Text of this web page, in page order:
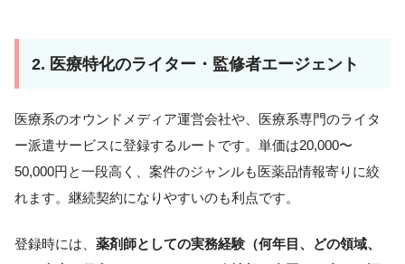
2. 医療特化のライター・監修者エージェント
医療系のオウンドメディア運営会社や、医療系専門のライタ
ー派遣サービスに登録するルートです。単価は20,000〜
50,000円と一段高く、案件のジャンルも医薬品情報寄りに絞
れます。継続契約になりやすいのも利点です。
登録時には、 薬剤師としての実務経験（何年目、どの領域、